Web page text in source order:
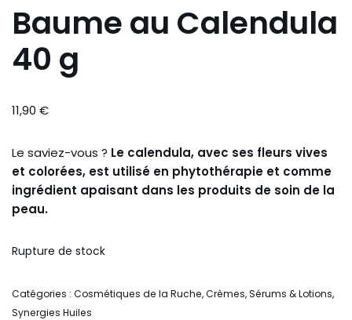
Baume au Calendula
40 g
11,90 €
Le saviez-vous ? Le calendula, avec ses fleurs vives
et colorées, est utilisé en phytothérapie et comme
ingrédient apaisant dans les produits de soin de la
peau.
Rupture de stock
Catégories : Cosmétiques de la Ruche,Crèmes, Sérums & Lotions,
Synergies Huiles